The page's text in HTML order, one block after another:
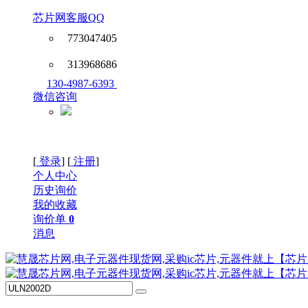
芯片网客服QQ
773047405
313968686
130-4987-6393
微信咨询
[ 登录] [ 注册]
个人中心
历史询价
我的收藏
询价单 0
消息